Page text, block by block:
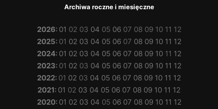
Archiwa roczne i miesięczne
2026: 01 02 03 04 05 06 07 08 09 10 11 12
2025: 01 02 03 04 05 06 07 08 09 10 11 12
2024: 01 02 03 04 05 06 07 08 09 10 11 12
2023: 01 02 03 04 05 06 07 08 09 10 11 12
2022: 01 02 03 04 05 06 07 08 09 10 11 12
2021: 01 02 03 04 05 06 07 08 09 10 11 12
2020: 01 02 03 04 05 06 07 08 09 10 11 12